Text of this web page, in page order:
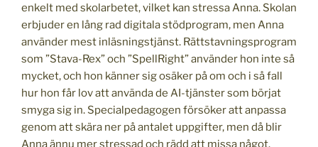
enkelt med skolarbetet, vilket kan stressa Anna. Skolan
erbjuder en lång rad digitala stödprogram, men Anna
använder mest inläsningstjänst. Rättstavningsprogram
som ”Stava-Rex” och ”SpellRight” använder hon inte så
mycket, och hon känner sig osäker på om och i så fall
hur hon får lov att använda de AI-tjänster som börjat
smyga sig in. Specialpedagogen försöker att anpassa
genom att skära ner på antalet uppgifter, men då blir
Anna ännu mer stressad och rädd att missa något.